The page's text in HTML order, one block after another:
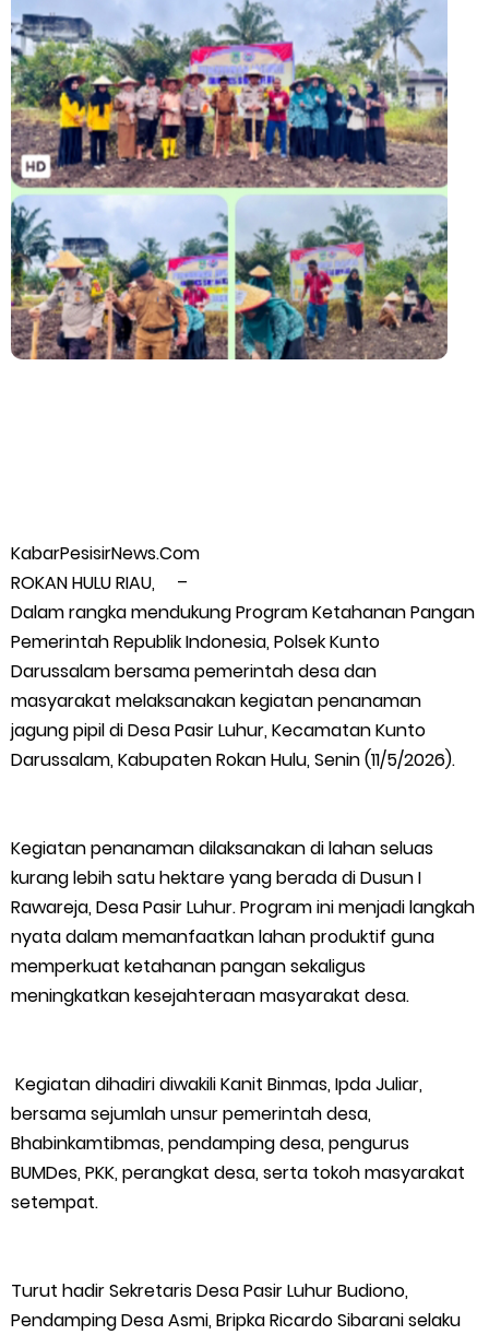
LAMR Kepulauan Meranti dan Bawaslu Bakal Laksanakan Kerja
Sama Menyambut Pemilu 2029
Perayaan HUT ke 14, PP IWO Bagikan Bea Siswa Untuk 8 Siswa
SD Muhammadiyah 16 Jaksel
Mantan Wakil Ketua DPRD Riau Dukung Penuh Penerbitan Buku
Sejarah Perjuangan Lahirnya Kabupaten Kepulauan
Resmi Terpilih Pimpin Lembaga Adat
Kapolres Kepulauan Meranti Perkuat Sinergi Jelang Ekspedisi
Merah Putih Presisi Polda Riau.
Teluk Belitung Bagaikan Kota Mati Disaat Listrik Diberlakukan
Solusi.
F-PETIR Desak Pemkab Lingga Segera Buka Solusi Tambang
Timah Rakyat: Jangan Hanya di Laut yang Beroperasi,
Tambang Timah di Darat Juga Butuh Hidup
Rengat Bersama PW IWO Riau Ulurkan Tangan Kemanusiaan
Wabup Meranti Serahkan Santunan BPJS Rp52 Juta,
Optimalisasi Pelaksanaan Program Jaminan Sosial
Usut Skandal Lahan Ulayat Desa Palas, Sekoci24.co Resmi
KabarPesisirNews.Com
ROKAN HULU RIAU, –
Dalam rangka mendukung Program Ketahanan Pangan
Pemerintah Republik Indonesia, Polsek Kunto
Darussalam bersama pemerintah desa dan
masyarakat melaksanakan kegiatan penanaman
jagung pipil di Desa Pasir Luhur, Kecamatan Kunto
Darussalam, Kabupaten Rokan Hulu, Senin (11/5/2026).
Kegiatan penanaman dilaksanakan di lahan seluas
kurang lebih satu hektare yang berada di Dusun I
Rawareja, Desa Pasir Luhur. Program ini menjadi langkah
nyata dalam memanfaatkan lahan produktif guna
memperkuat ketahanan pangan sekaligus
meningkatkan kesejahteraan masyarakat desa.
Kegiatan dihadiri diwakili Kanit Binmas, Ipda Juliar,
bersama sejumlah unsur pemerintah desa,
Bhabinkamtibmas, pendamping desa, pengurus
BUMDes, PKK, perangkat desa, serta tokoh masyarakat
setempat.
Turut hadir Sekretaris Desa Pasir Luhur Budiono,
Pendamping Desa Asmi, Bripka Ricardo Sibarani selaku